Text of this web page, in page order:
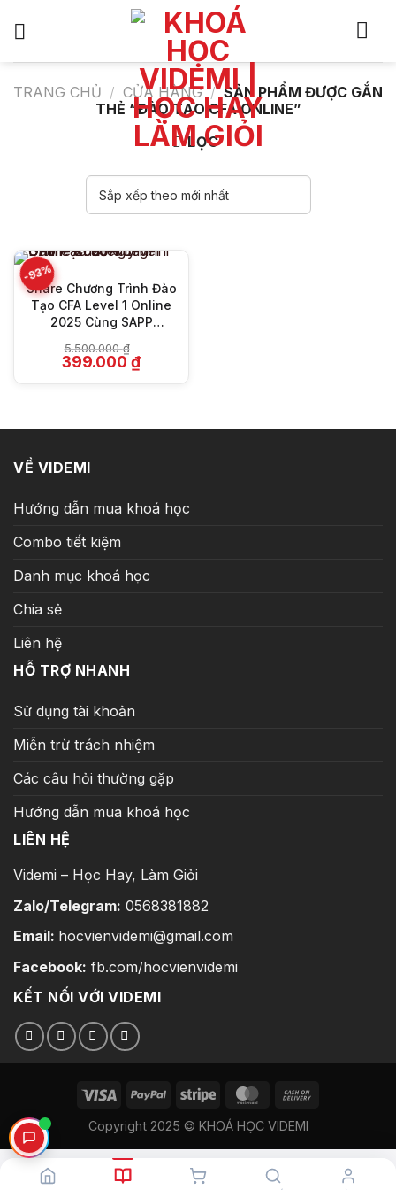
TRANG CHỦ / CỬA HÀNG / SẢN PHẨM ĐƯỢC GẮN
THẺ “ĐÀO TẠO CFA ONLINE”
LỌC
-93%
Share Chương Trình Đào
Tạo CFA Level 1 Online
2025 Cùng SAPP
5.500.000₫
Giá
gốc
399.000 ₫Giá
VỀ VIDEMI
Hướng dẫn mua khoá học
Combo tiết kiệm
Danh mục khoá học
Chia sẻ
Liên hệ
HỖ TRỢ NHANH
Sử dụng tài khoản
Miễn trừ trách nhiệm
Các câu hỏi thường gặp
Hướng dẫn mua khoá học
LIÊN HỆ
Videmi – Học Hay, Làm Giỏi
Zalo/Telegram: 0568381882
Email: hocvienvidemi@gmail.com
Facebook: fb.com/hocvienvidemi
KẾT NỐI VỚI VIDEMI
Copyright 2025 © KHOÁ HỌC VIDEMI